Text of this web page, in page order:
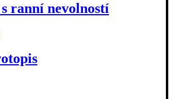
ranní nevolností